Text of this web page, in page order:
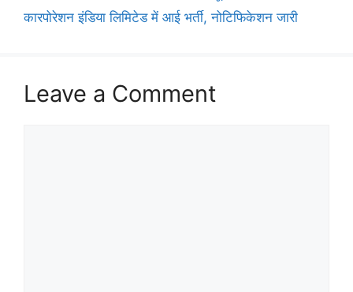
कारपोरेशन इंडिया लिमिटेड में आई भर्ती, नोटिफिकेशन जारी
Leave a Comment